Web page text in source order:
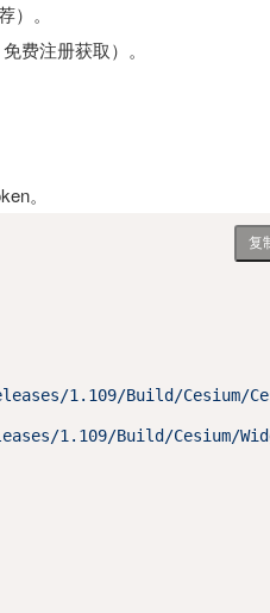
。
费注册获取）。
。
1.109/Build/Cesium/
1.109/Build/Cesium/
复